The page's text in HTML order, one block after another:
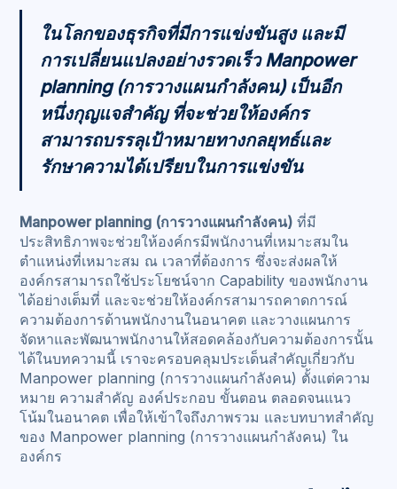
ในโลกของธุรกิจที่มีการแข่งขันสูง และมี
การเปลี่ยนแปลงอย่างรวดเร็ว Manpower
planning (การวางแผนกำลังคน) เป็นอีก
หนึ่งกุญแจสำคัญ ที่จะช่วยให้องค์กร
สามารถบรรลุเป้าหมายทางกลยุทธ์และ
รักษาความได้เปรียบในการแข่งขัน
Manpower planning (การวางแผนกำลังคน) ที่มี
ประสิทธิภาพจะช่วยให้องค์กรมีพนักงานที่เหมาะสมใน
ตำแหน่งที่เหมาะสม ณ เวลาที่ต้องการ ซึ่งจะส่งผลให้
องค์กรสามารถใช้ประโยชน์จาก Capability ของพนักงาน
ได้อย่างเต็มที่ และจะช่วยให้องค์กรสามารถคาดการณ์
ความต้องการด้านพนักงานในอนาคต และวางแผนการ
จัดหาและพัฒนาพนักงานให้สอดคล้องกับความต้องการนั้น
ได้ในบทความนี้ เราจะครอบคลุมประเด็นสำคัญเกี่ยวกับ
Manpower planning (การวางแผนกำลังคน) ตั้งแต่ความ
หมาย ความสำคัญ องค์ประกอบ ขั้นตอน ตลอดจนแนว
โน้มในอนาคต เพื่อให้เข้าใจถึงภาพรวม และบทบาทสำคัญ
ของ Manpower planning (การวางแผนกำลังคน) ใน
องค์กร